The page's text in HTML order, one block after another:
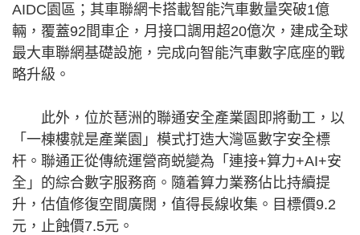
AIDC園區；其車聯網卡搭載智能汽車數量突破1億
輛，覆蓋92間車企，月接口調用超20億次，建成全球
最大車聯網基礎設施，完成向智能汽車數字底座的戰
略升級。
此外，位於琶洲的聯通安全產業園即將動工，以
「一棟樓就是產業園」模式打造大灣區數字安全標
杆。聯通正從傳統運營商蜕變為「連接+算力+AI+安
全」的綜合數字服務商。隨着算力業務佔比持續提
升，估值修復空間廣闊，值得長線收集。目標價9.2
元，止蝕價7.5元。